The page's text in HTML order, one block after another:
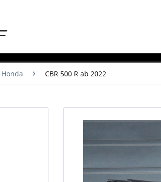
Honda CBR 500 R ab 2022